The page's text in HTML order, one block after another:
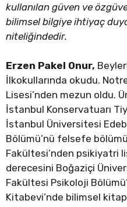
kullanılan güven ve
bilimsel bilgiye ihtiyaç
niteliğindedir.
Erzen Pakel Onur,
İlkokullarında okudu.
Lisesi’nden mezun oldu.
İstanbul Konservatuarı
İstanbul Üniversitesi
Bölümü’nü felsefe
Fakültesi’nden psikiyatri
derecesini Boğaziçi
Fakültesi Psikoloji
Kitabevi’nde bilimsel